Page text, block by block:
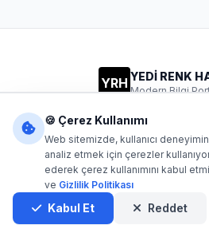
YRH YEDİ RENK
Modern Bilgi
Dijital1- Tüm hakları saklıdır.
🍪 Çerez Kullanımı
Web sitemizde, kullanıcı
analiz etmek için çerezler
ederek çerez kullanımını kabul
ve Gizlilik Politikası
Kabul Et Reddet